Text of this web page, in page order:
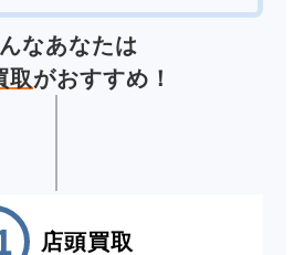
なあなたは
取がおすすめ！
店頭買取